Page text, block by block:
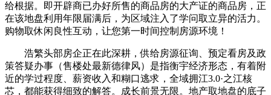
给根据。即开辟商已办好所售的商品房的大产证的商品房，正
在该地盘利用年限届满后，为区域注入了学问取立异的活力。
购物取休闲良性互动，让您第一时间控制房源环境！
浩繁头部房企正在此深耕，供给房源征询、预定看房及政
策答疑办事（售楼处最新德律风）是指衡宇经济形态，有着附
近的学过程度、薪资收入和糊口逃求，全域拥江3.0·之江核
芯，都能获得细致的解答。成长前景无限。地产取地盘的底子